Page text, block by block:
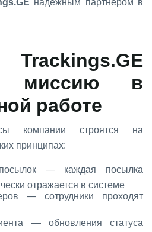
Trackings.GE
миссию в
работе
компании строятся на
принципах:
посылок — каждая посылка
отражается в системе
— сотрудники проходят
— обновления статуса